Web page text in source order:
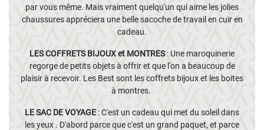
par vous même. Mais vraiment quelqu'un qui aime les jolies
chaussures appréciera une belle sacoche de travail en cuir en
cadeau.
LES COFFRETS BIJOUX et MONTRES: Une maroquinerie
regorge de petits objets à offrir et que l'on a beaucoup de
plaisir à recevoir. Les Best sont les coffrets bijoux et les boites
à montres.
LE SAC DE VOYAGE : C'est un cadeau qui met du soleil dans
les yeux . D'abord parce que c'est un grand paquet, et parce